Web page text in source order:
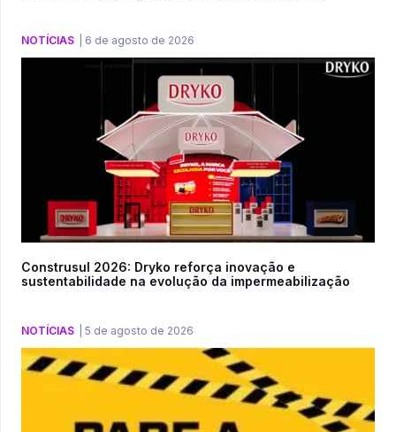
NOTÍCIAS 6 de agosto de 2026
Construsul 2026: Dryko reforça inovação e
sustentabilidade na evolução da impermeabilização
NOTÍCIAS 5 de agosto de 2026